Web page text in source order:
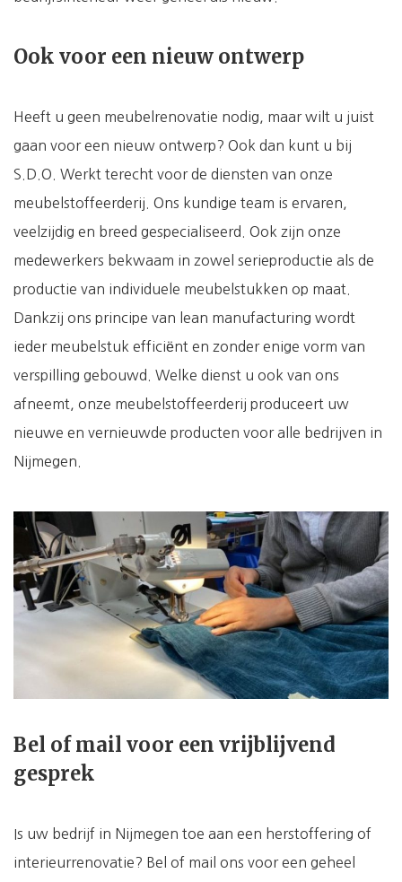
Ook voor een nieuw ontwerp
Heeft u geen meubelrenovatie nodig, maar wilt u juist
gaan voor een nieuw ontwerp? Ook dan kunt u bij
S.D.O. Werkt terecht voor de diensten van onze
meubelstoffeerderij. Ons kundige team is ervaren,
veelzijdig en breed gespecialiseerd. Ook zijn onze
medewerkers bekwaam in zowel serieproductie als de
productie van individuele meubelstukken op maat.
Dankzij ons principe van lean manufacturing wordt
ieder meubelstuk efficiënt en zonder enige vorm van
verspilling gebouwd. Welke dienst u ook van ons
afneemt, onze meubelstoffeerderij produceert uw
nieuwe en vernieuwde producten voor alle bedrijven in
Nijmegen.
Bel of mail voor een vrijblijvend
gesprek
Is uw bedrijf in Nijmegen toe aan een herstoffering of
interieurrenovatie? Bel of mail ons voor een geheel